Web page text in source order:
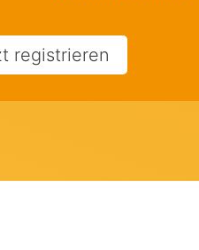
registrieren